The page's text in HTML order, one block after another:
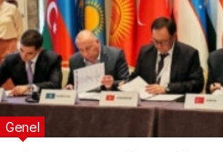
Genel